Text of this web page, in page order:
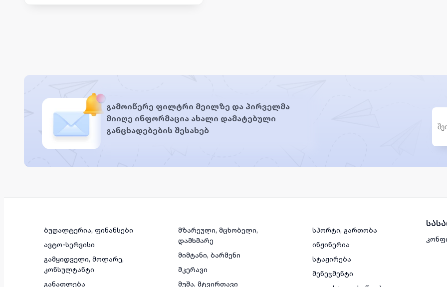
გამოიწერე ფილტრი მეილზე და პირველმა
მიიღე ინფორმაცია ახალი დამატებული
განცხადებების შესახებ
ბუღალტერია, ფინანსები
ავტო-სერვისი
გამყიდველი, მოლარე,
კონსულტანტი
განათლება
მზარეული, მცხობელი,
დამხმარე
მიმტანი, ბარმენი
მკერავი
მუშა, მტვირთავი
სპორტი, გართობა
ინჟინერია
სტაჟირება
მენეჯმენტი